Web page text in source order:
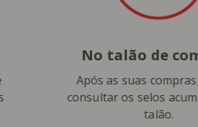
No talão de
Após as suas
consultar os selos
talão.